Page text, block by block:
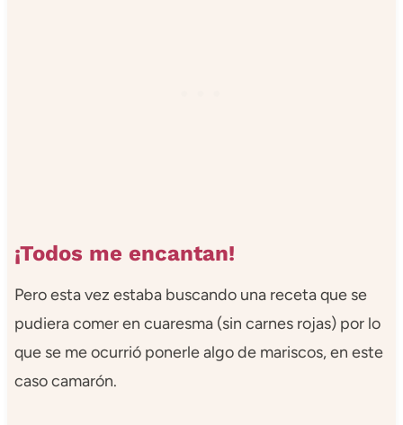
¡Todos me encantan!
Pero esta vez estaba buscando una receta que se
pudiera comer en cuaresma (sin carnes rojas) por lo
que se me ocurrió ponerle algo de mariscos, en este
caso camarón.